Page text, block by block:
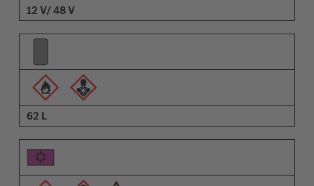
12 V/ 48 V
62 L